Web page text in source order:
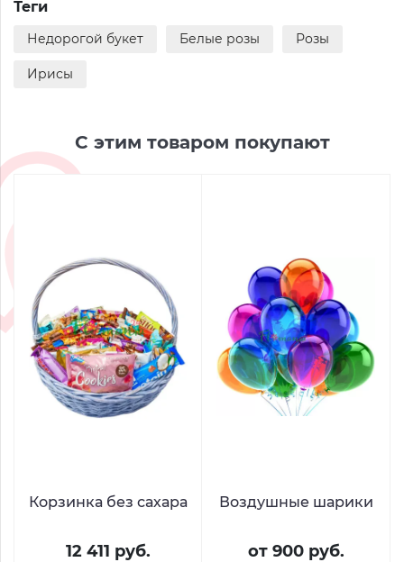
Теги
Недорогой букет Белые розы Розы
Ирисы
С этим товаром покупают
Корзинка без сахара
12 411 руб.
Воздушные шарики
от 900 руб.